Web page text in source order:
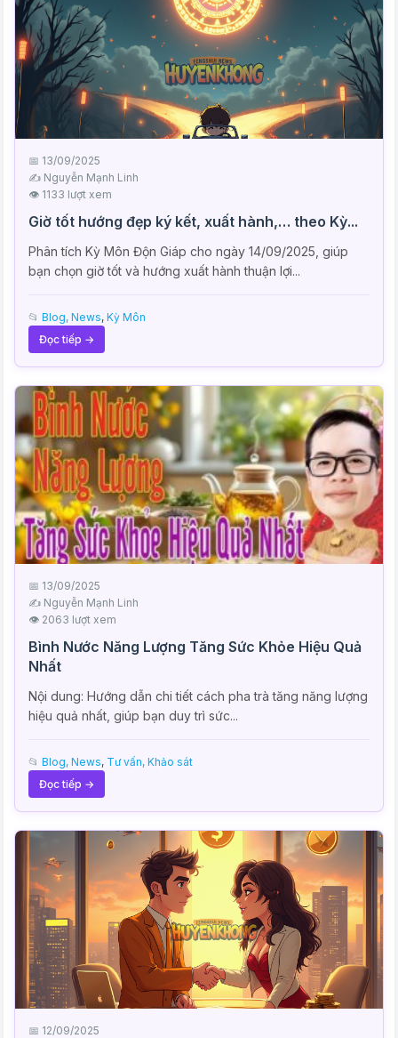
📅 13/09/2025
✍️ Nguyễn Mạnh Linh
👁 1133 lượt xem
Giờ tốt hướng đẹp ký kết, xuất hành,… theo Kỳ...
Phân tích Kỳ Môn Độn Giáp cho ngày 14/09/2025, giúp
bạn chọn giờ tốt và hướng xuất hành thuận lợi...
📂 Blog, News, Kỳ Môn
Đọc tiếp →
📅 13/09/2025
✍️ Nguyễn Mạnh Linh
👁 2063 lượt xem
Bình Nước Năng Lượng Tăng Sức Khỏe Hiệu Quả
Nhất
Nội dung: Hướng dẫn chi tiết cách pha trà tăng năng lượng
hiệu quả nhất, giúp bạn duy trì sức...
📂 Blog, News, Tư vấn, Khảo sát
Đọc tiếp →
📅 12/09/2025